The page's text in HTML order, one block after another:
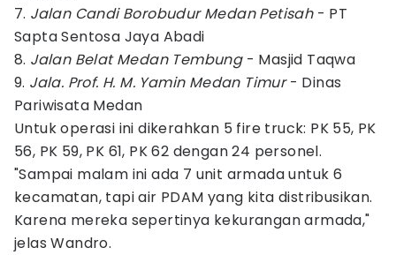
7. Jalan Candi Borobudur Medan Petisah- PT
Sapta Sentosa Jaya Abadi
8. Jalan Belat Medan Tembung- Masjid Taqwa
9. Jala. Prof. H. M. Yamin Medan Timur- Dinas
Pariwisata Medan
Untuk operasi ini dikerahkan 5 fire truck: PK 55, PK
56, PK 59, PK 61, PK 62 dengan 24 personel.
"Sampai malam ini ada 7 unit armada untuk 6
kecamatan, tapi air PDAM yang kita distribusikan.
Karena mereka sepertinya kekurangan armada,"
jelas Wandro.